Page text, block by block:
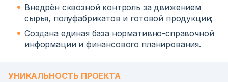
Внедрён сквозной контроль за движением
сырья, полуфабрикатов и готовой продукции;
Создана единая база нормативно-справочной
информации и финансового планирования.
УНИКАЛЬНОСТЬ ПРОЕКТА